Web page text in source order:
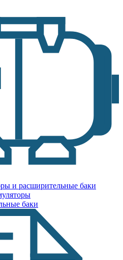
и расширительные баки
баки